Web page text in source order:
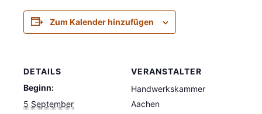
Zum Kalender hinzufügen
DETAILS
Beginn:
5 September
VERANSTALTER
Handwerkskammer
Aachen